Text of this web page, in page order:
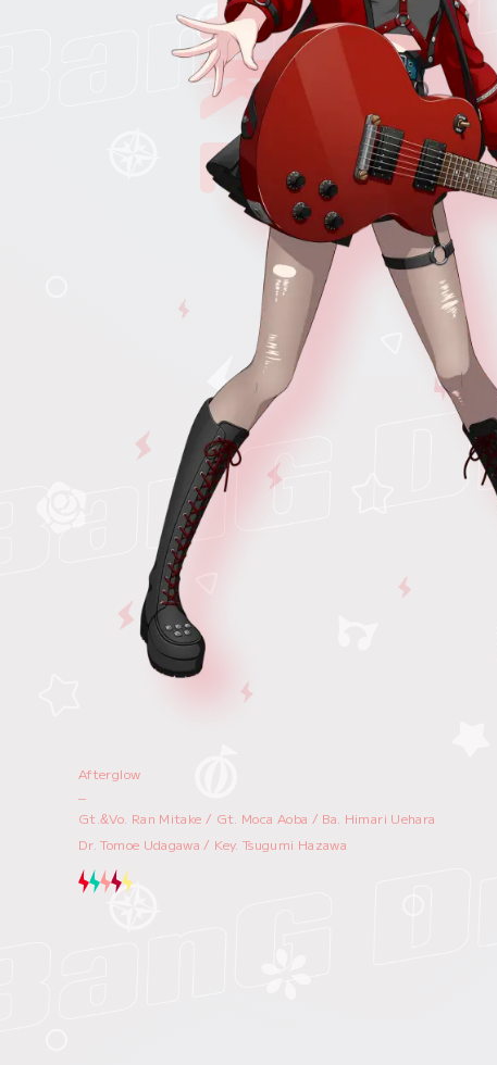
Afterglow
Gt.&Vo. Ran Mitake / Gt. Moca Aoba / Ba. Himari Uehara
Dr. Tomoe Udagawa / Key. Tsugumi Hazawa